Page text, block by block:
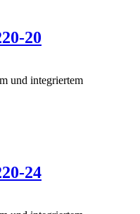
20
und integriertem
24